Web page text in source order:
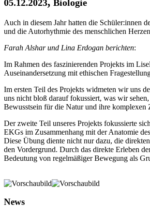
05.12.2023 Biologie
Auch in diesem Jahr hatten die Schüler:innen
und die Autorhythmie des menschlichen
Farah Alshar und Lina Erdogan berichten:
Im Rahmen des faszinierenden Projekts im
Auseinandersetzung mit ethischen
Im ersten Teil des Projekts widmeten wir uns
uns nicht bloß darauf fokussiert, was wir
Bewusstsein für die Natur und ihre komplexen
Der zweite Teil unseres Projekts fokussierte
EKGs im Zusammenhang mit der Anatomie
Diese Übung diente nicht nur dazu, die
den Vordergrund. Durch das direkte Erleben
Bedeutung von regelmäßiger Bewegung als
News